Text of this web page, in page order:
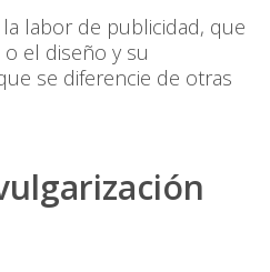
labor de publicidad, que
el diseño y su
se diferencie de otras